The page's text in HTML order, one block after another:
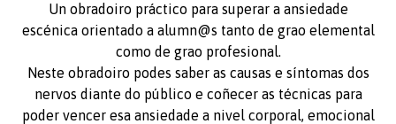
Un obradoiro práctico para superar a ansiedade
escénica orientado a alumn@s tanto de grao elemental
como de grao profesional.
Neste obradoiro podes saber as causas e síntomas dos
nervos diante do público e coñecer as técnicas para
poder vencer esa ansiedade a nivel corporal, emocional